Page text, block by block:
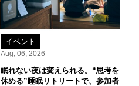
イベント
Aug, 06, 2026
眠れない夜は変えられる。“思考を
休める”睡眠リトリートで、参加者